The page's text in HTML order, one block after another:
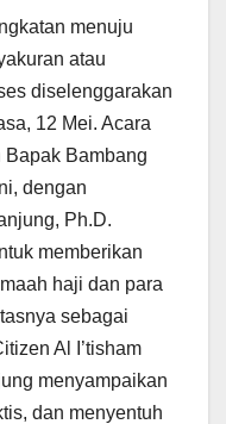
menuju
atau
diselenggarakan
12 Mei. Acara
Bambang
dengan
Ph.D.
memberikan
haji dan para
sebagai
Al I’tisham
menyampaikan
dan menyentuh